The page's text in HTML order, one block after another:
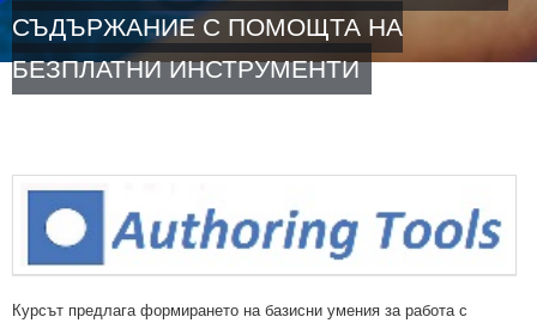
СЪДЪРЖАНИЕ С ПОМОЩТА НА
БЕЗПЛАТНИ ИНСТРУМЕНТИ
Курсът предлага формирането на базисни умения за работа с